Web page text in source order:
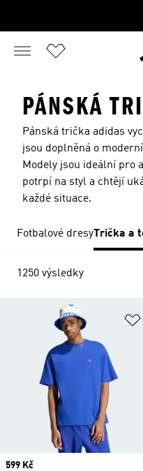
PÁNSKÁ
Pánská trička adidas
jsou doplněná o
Modely jsou ideální pro
potrpí na styl a chtějí
každé situace.
Fotbalové dresyTrička a
1250 výsledky
Price
599 Kč